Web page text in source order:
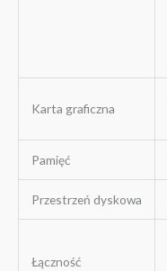
Karta graficzna
Pamięć
Przestrzeń dyskowa
Łączność